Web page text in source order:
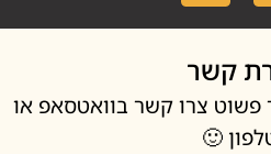
קשר בוואטסאפ או